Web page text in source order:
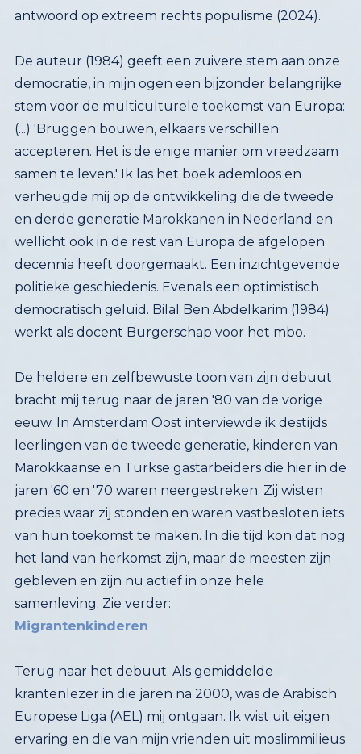
antwoord op extreem rechts populisme (2024).
De auteur (1984) geeft een zuivere stem aan onze
democratie, in mijn ogen een bijzonder belangrijke
stem voor de multiculturele toekomst van Europa:
(...) 'Bruggen bouwen, elkaars verschillen
accepteren. Het is de enige manier om vreedzaam
samen te leven.' Ik las het boek ademloos en
verheugde mij op de ontwikkeling die de tweede
en derde generatie Marokkanen in Nederland en
wellicht ook in de rest van Europa de afgelopen
decennia heeft doorgemaakt. Een inzichtgevende
politieke geschiedenis. Evenals een optimistisch
democratisch geluid. Bilal Ben Abdelkarim (1984)
werkt als docent Burgerschap voor het mbo.
De heldere en zelfbewuste toon van zijn debuut
bracht mij terug naar de jaren '80 van de vorige
eeuw. In Amsterdam Oost interviewde ik destijds
leerlingen van de tweede generatie, kinderen van
Marokkaanse en Turkse gastarbeiders die hier in de
jaren '60 en '70 waren neergestreken. Zij wisten
precies waar zij stonden en waren vastbesloten iets
van hun toekomst te maken. In die tijd kon dat nog
het land van herkomst zijn, maar de meesten zijn
gebleven en zijn nu actief in onze hele
samenleving. Zie verder:
Migrantenkinderen
Terug naar het debuut. Als gemiddelde
krantenlezer in die jaren na 2000, was de Arabisch
Europese Liga (AEL) mij ontgaan. Ik wist uit eigen
ervaring en die van mijn vrienden uit moslimmilieus
dat Nederland al in de jaren '90 een zwaai naar
rechts maakte, zeker in het migratiebeleid. En dat
de intolerantie naar moslims toenam was (vooral na
9/11) overal zichtbaar in de media. Maar de preciese
geschiedenis daarvan, levendig beschreven vanuit
de eigen ervaring van Bilal Ben Abdelkarim raakt